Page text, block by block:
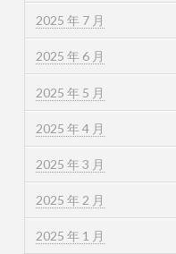
2025 年 7 月
2025 年 6 月
2025 年 5 月
2025 年 4 月
2025 年 3 月
2025 年 2 月
2025 年 1 月